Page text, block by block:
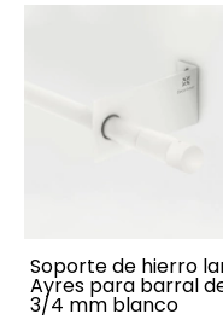
Soporte de hierro
Ayres para barral
3/4 mm blanco